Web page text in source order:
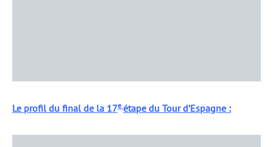
Le profil du final de la 17e étape du Tour d’Espagne :